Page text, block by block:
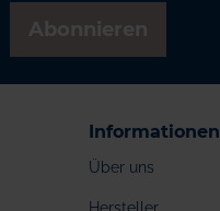
Informationen
Über uns